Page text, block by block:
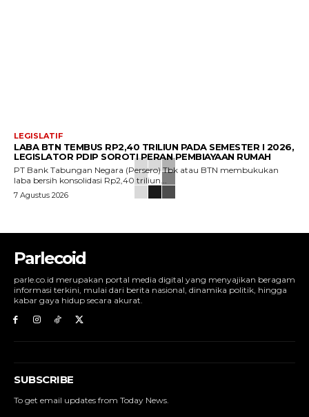
LEGISLATIF
LABA BTN TEMBUS RP2,40 TRILIUN PADA SEMESTER I 2026,
LEGISLATOR PDIP SOROTI PERAN PEMBIAYAAN RUMAH
PT Bank Tabungan Negara (Persero) Tbk atau BTN membukukan
laba bersih konsolidasi Rp2,40 triliun...
7 Agustus 2026
Parlecoid
parle.co.id merupakan portal media digital yang menyajikan beragam
informasi terkini, mulai dari berita nasional, dinamika politik, hingga
kabar gaya hidup secara akurat.
SUBSCRIBE
To get email updates from Today News.